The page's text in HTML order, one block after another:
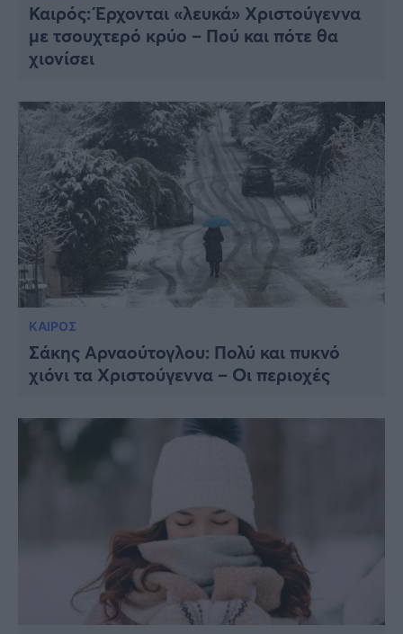
Καιρός: Έρχονται «λευκά» Χριστούγεννα
με τσουχτερό κρύο – Πού και πότε θα
χιονίσει
ΚΑΙΡΟΣ
Σάκης Αρναούτογλου: Πολύ και πυκνό
χιόνι τα Χριστούγεννα – Οι περιοχές